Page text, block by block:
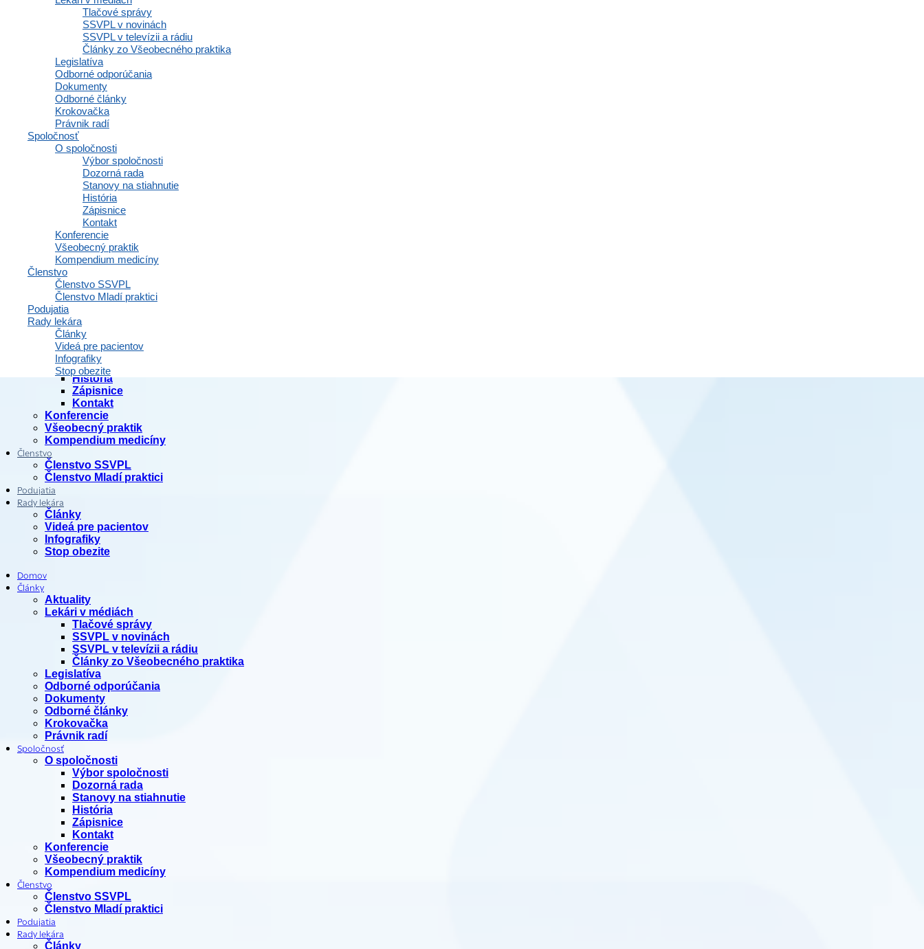
Tlačové správy
SSVPL v novinách
SSVPL v televízii a rádiu
Články zo Všeobecného praktika
Legislatíva
Odborné odporúčania
Dokumenty
Odborné články
Krokovačka
Právnik radí
Spoločnosť
O spoločnosti
Výbor spoločnosti
Dozorná rada
Stanovy na stiahnutie
História
Zápisnice
Kontakt
Konferencie
Všeobecný praktik
Kompendium medicíny
Členstvo
Členstvo SSVPL
Členstvo Mladí praktici
Podujatia
Rady lekára
Články
Videá pre pacientov
Infografiky
Stop obezite
Komunikácia a správy
Inzercia abmulancií
Domovská stránka
Navigácia
Domov
Aktuality
Lekári v médiách
Tlačové správy
SSVPL v novinách
SSVPL v televízii a rádiu
Články zo Všeobecného praktika
Legislatíva
Odborné odporúčania
Dokumenty
Odborné články
Krokovačka
Právnik radí
Spoločnosť
O spoločnosti
Výbor spoločnosti
Dozorná rada
Stanovy na stiahnutie
História
Zápisnice
Kontakt
Konferencie
Všeobecný praktik
Kompendium medicíny
Členstvo
Členstvo SSVPL
Členstvo Mladí praktici
Podujatia
Rady lekára
Články
Videá pre pacientov
Infografiky
Stop obezite
Domov
Články
Aktuality
Lekári v médiách
Tlačové správy
SSVPL v novinách
SSVPL v televízii a rádiu
Články zo Všeobecného praktika
Legislatíva
Odborné odporúčania
Dokumenty
Odborné články
Krokovačka
Právnik radí
Spoločnosť
O spoločnosti
Výbor spoločnosti
Dozorná rada
Stanovy na stiahnutie
História
Zápisnice
Kontakt
Konferencie
Všeobecný praktik
Kompendium medicíny
Členstvo
Členstvo SSVPL
Členstvo Mladí praktici
Podujatia
Rady lekára
Články